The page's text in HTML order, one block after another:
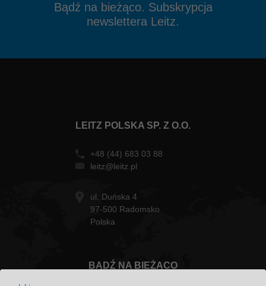
Bądź na bieżąco. Subskrypcja
newslettera Leitz.
LEITZ POLSKA SP. Z O.O.
+48 (44) 683 03 88
leitz@leitz.pl
ul. Duńska 4
97-500 Radomsko
Polska
BĄDŹ NA BIEŻĄCO